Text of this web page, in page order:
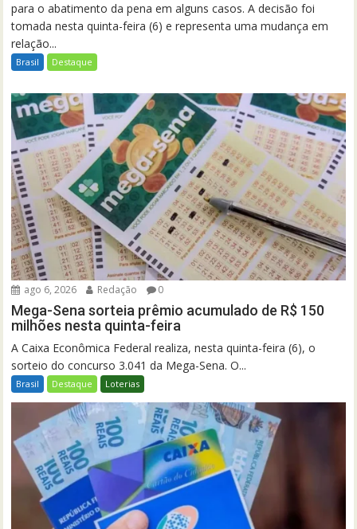
para o abatimento da pena em alguns casos. A decisão foi
tomada nesta quinta-feira (6) e representa uma mudança em
relação...
Brasil Destaque
ago 6, 2026 Redação 0
Mega-Sena sorteia prêmio acumulado de R$ 150
milhões nesta quinta-feira
A Caixa Econômica Federal realiza, nesta quinta-feira (6), o
sorteio do concurso 3.041 da Mega-Sena. O...
Brasil Destaque Loterias